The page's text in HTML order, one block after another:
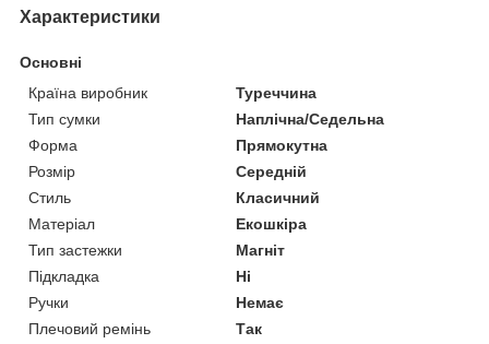
Характеристики
Основні
Країна виробник
Туреччина
Тип сумки
Наплічна/Седельна
Форма
Прямокутна
Розмір
Середній
Стиль
Класичний
Матеріал
Екошкіра
Тип застежки
Магніт
Підкладка
Ні
Ручки
Немає
Плечовий ремінь
Так